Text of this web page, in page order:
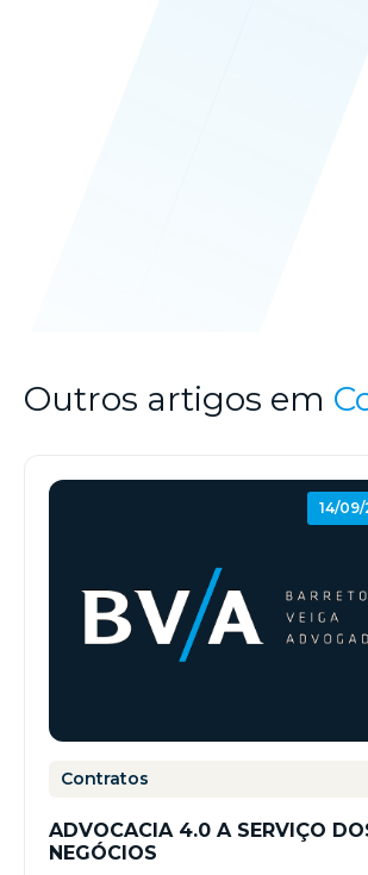
Outros artigos em
14/
Contratos
ADVOCACIA 4.0 A SERVIÇO
NEGÓCIOS